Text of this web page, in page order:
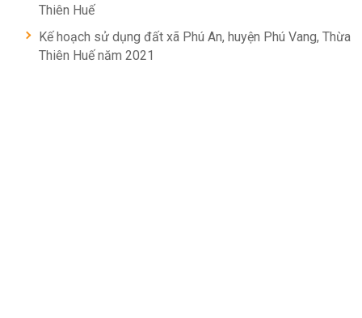
Thiên Huế
Kế hoạch sử dụng đất xã Phú An, huyện Phú Vang, Thừa
Thiên Huế năm 2021